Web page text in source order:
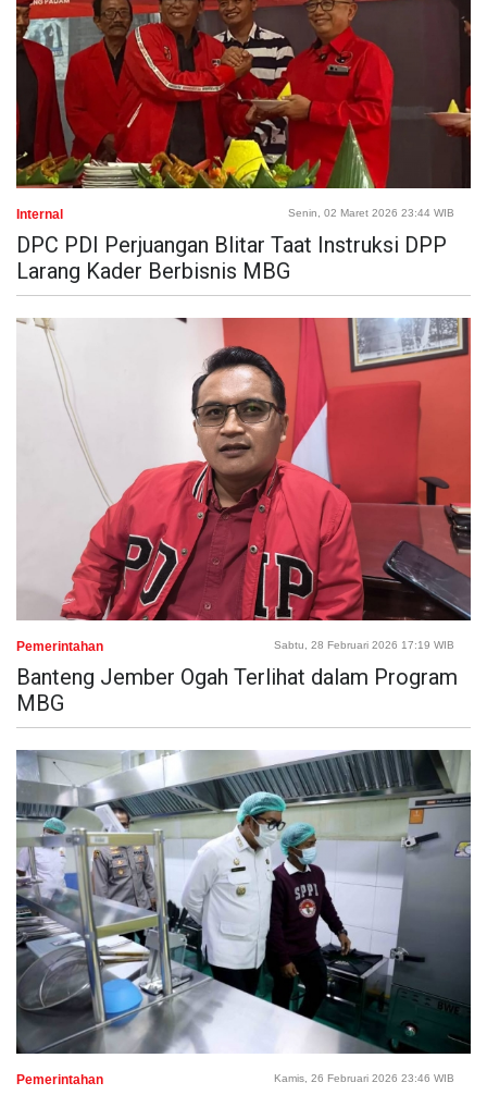
Internal Senin, 02 Maret 2026 23:44 WIB
DPC PDI Perjuangan Blitar Taat Instruksi DPP
Larang Kader Berbisnis MBG
Pemerintahan Sabtu, 28 Februari 2026 17:19 WIB
Banteng Jember Ogah Terlihat dalam Program
MBG
Pemerintahan Kamis, 26 Februari 2026 23:46 WIB